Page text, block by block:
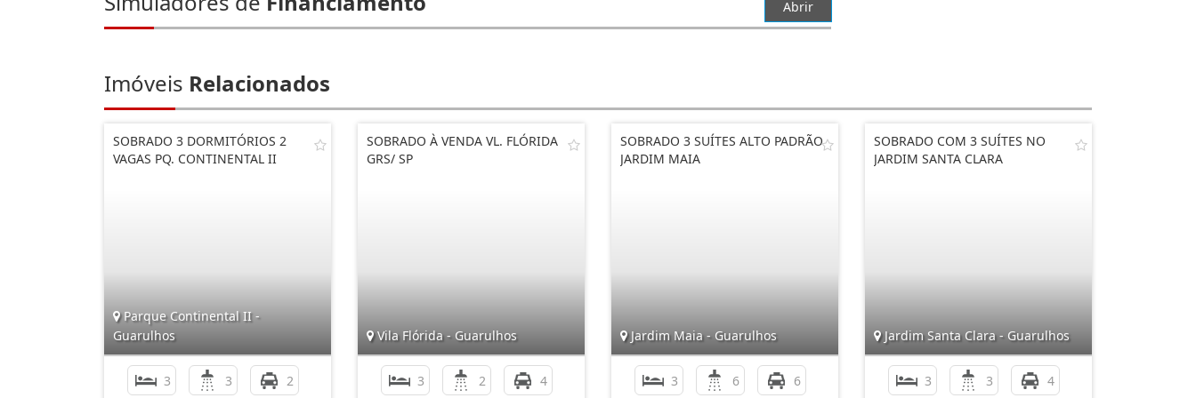
Abrir
Imóveis Relacionados
SOBRADO 3 DORMITÓRIOS 2
VAGAS PQ. CONTINENTAL II
Parque Continental II -
Guarulhos
3 3 2
SOBRADO À VENDA VL. FLÓRIDA
GRS/ SP
Vila Flórida - Guarulhos
3 2 4
SOBRADO 3 SUÍTES ALTO PADRÃO
JARDIM MAIA
Jardim Maia - Guarulhos
3 6 6
SOBRADO COM 3 SUÍTES NO
JARDIM SANTA CLARA
Jardim Santa Clara - Guarulhos
3 3 4